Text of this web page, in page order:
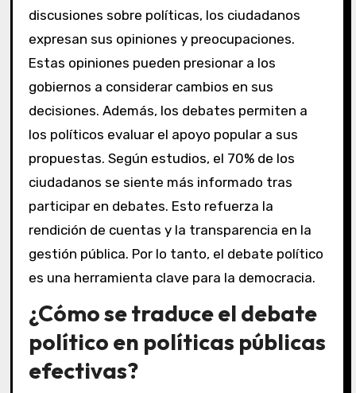
discusiones sobre políticas, los ciudadanos
expresan sus opiniones y preocupaciones.
Estas opiniones pueden presionar a los
gobiernos a considerar cambios en sus
decisiones. Además, los debates permiten a
los políticos evaluar el apoyo popular a sus
propuestas. Según estudios, el 70% de los
ciudadanos se siente más informado tras
participar en debates. Esto refuerza la
rendición de cuentas y la transparencia en la
gestión pública. Por lo tanto, el debate político
es una herramienta clave para la democracia.
¿Cómo se traduce el debate
político en políticas públicas
efectivas?